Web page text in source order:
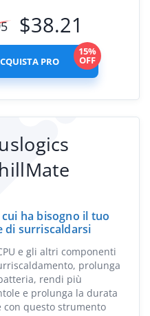
$38.21
PRO
15%
OFF
ha bisogno il tuo
di surriscaldarsi
e gli altri componenti
prolunga
rendi più
e prolunga la durata
questo strumento